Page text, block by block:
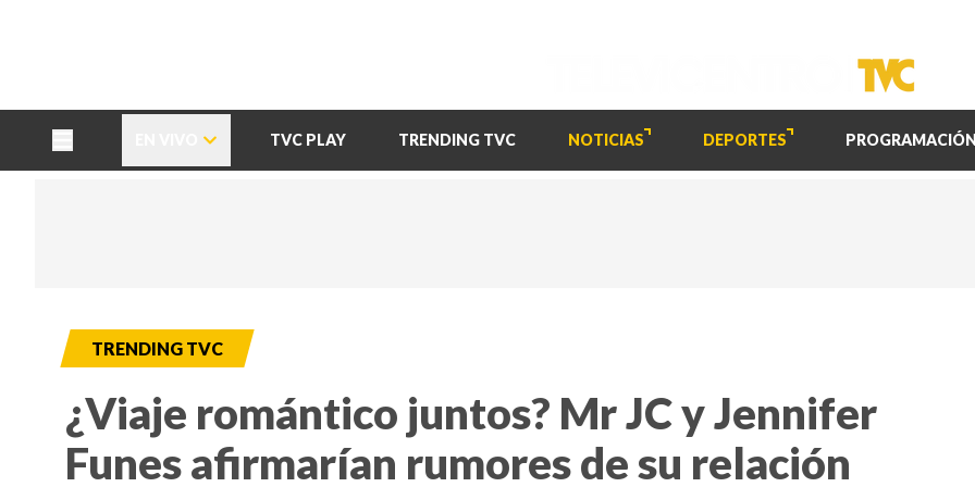
TVC PLAY TRENDING TVC NOTICIAS DEPORTES PROGRAMACIÓN
TRENDING TVC
¿Viaje romántico juntos? Mr JC y Jennifer
Funes afirmarían rumores de su relación